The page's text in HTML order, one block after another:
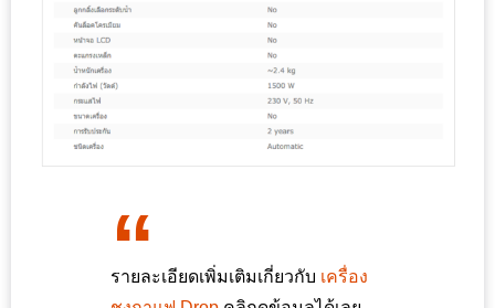
เมนู
เด็ด
จาก
ANNA
ใจ
กรรมการ
จาก
รายละเอียดเพิ่มเติมเกี่ยวกับ เครื่อง